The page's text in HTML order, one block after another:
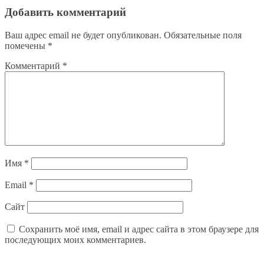
Добавить комментарий
Ваш адрес email не будет опубликован. Обязательные поля
помечены *
Комментарий *
Имя *
Email *
Сайт
Сохранить моё имя, email и адрес сайта в этом браузере для
последующих моих комментариев.